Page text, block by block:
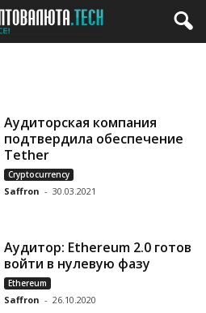
Аудиторская компания
подтвердила обеспечение
Tether
Cryptocurrency
Saffron - 30.03.2021
Аудитор: Ethereum 2.0 готов
войти в нулевую фазу
Ethereum
Saffron - 26.10.2020